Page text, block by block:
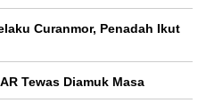
Curanmor, Penadah Ikut
Tewas Diamuk Masa